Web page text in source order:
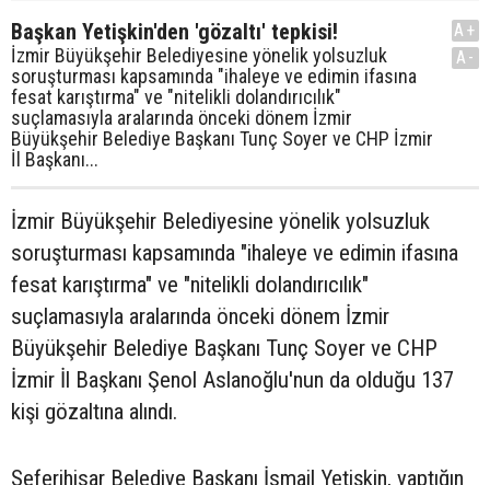
Başkan Yetişkin'den 'gözaltı' tepkisi!
İzmir Büyükşehir Belediyesine yönelik yolsuzluk
soruşturması kapsamında "ihaleye ve edimin ifasına
fesat karıştırma" ve "nitelikli dolandırıcılık"
suçlamasıyla aralarında önceki dönem İzmir
Büyükşehir Belediye Başkanı Tunç Soyer ve CHP İzmir
İl Başkanı...
A+
A-
İzmir Büyükşehir Belediyesine yönelik yolsuzluk
soruşturması kapsamında "ihaleye ve edimin ifasına
fesat karıştırma" ve "nitelikli dolandırıcılık"
suçlamasıyla aralarında önceki dönem İzmir
Büyükşehir Belediye Başkanı Tunç Soyer ve CHP
İzmir İl Başkanı Şenol Aslanoğlu'nun da olduğu 137
kişi gözaltına alındı.
Seferihisar Belediye Başkanı İsmail Yetişkin, yaptığın